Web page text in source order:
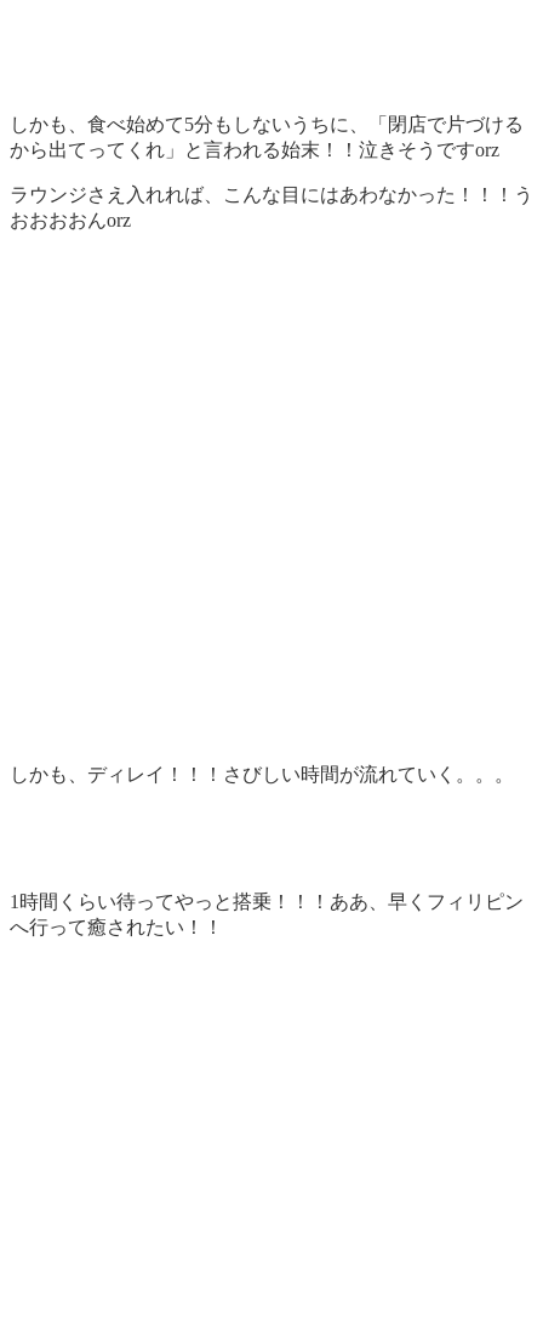
しかも、食べ始めて5分もしないうちに、「閉店で片づける
から出てってくれ」と言われる始末！！泣きそうですorz
ラウンジさえ入れれば、こんな目にはあわなかった！！！う
おおおおんorz
しかも、ディレイ！！！さびしい時間が流れていく。。。
1時間くらい待ってやっと搭乗！！！ああ、早くフィリピン
へ行って癒されたい！！